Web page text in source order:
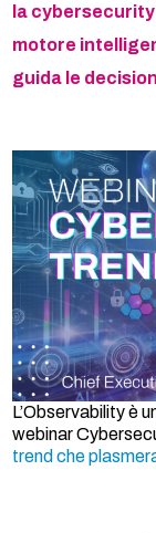
la
motore
guida le decision
L’Observability è
webinar
trend che